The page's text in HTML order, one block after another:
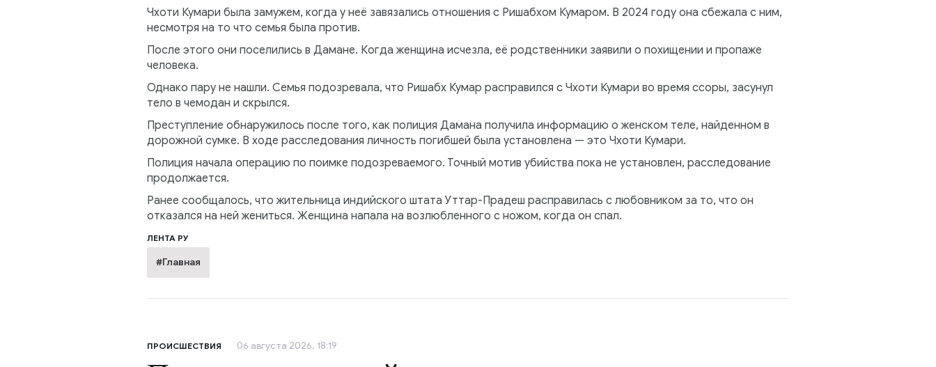
Чхоти Кумари была замужем, когда у неё завязались отношения с Ришабхом Кумаром. В 2024 году она сбежала с ним,
несмотря на то что семья была против.
После этого они поселились в Дамане. Когда женщина исчезла, её родственники заявили о похищении и пропаже
человека.
Однако пару не нашли. Семья подозревала, что Ришабх Кумар расправился с Чхоти Кумари во время ссоры, засунул
тело в чемодан и скрылся.
Преступление обнаружилось после того, как полиция Дамана получила информацию о женском теле, найденном в
дорожной сумке. В ходе расследования личность погибшей была установлена — это Чхоти Кумари.
Полиция начала операцию по поимке подозреваемого. Точный мотив убийства пока не установлен, расследование
продолжается.
Ранее сообщалось, что жительница индийского штата Уттар-Прадеш расправилась с любовником за то, что он
отказался на ней жениться. Женщина напала на возлюбленного с ножом, когда он спал.
ЛЕНТА РУ
#Главная
ПРОИСШЕСТВИЯ 06 августа 2026, 18:19